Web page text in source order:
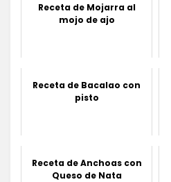
Receta de Mojarra al
mojo de ajo
Receta de Bacalao con
pisto
Receta de Anchoas con
Queso de Nata